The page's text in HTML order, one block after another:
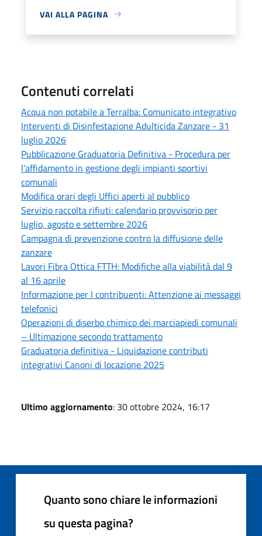
VAI ALLA PAGINA
Contenuti correlati
Acqua non potabile a Terralba: Comunicato integrativo
Interventi di Disinfestazione Adulticida Zanzare - 31
luglio 2026
Pubblicazione Graduatoria Definitiva - Procedura per
l'affidamento in gestione degli impianti sportivi
comunali
Modifica orari degli Uffici aperti al pubblico
Servizio raccolta rifiuti: calendario provvisorio per
luglio, agosto e settembre 2026
Campagna di prevenzione contro la diffusione delle
zanzare
Lavori Fibra Ottica FTTH: Modifiche alla viabilità dal 9
al 16 aprile
Informazione per I contribuenti: Attenzione ai messaggi
telefonici
Operazioni di diserbo chimico dei marciapiedi comunali
– Ultimazione secondo trattamento
Graduatoria definitiva - Liquidazione contributi
integrativi Canoni di locazione 2025
Ultimo aggiornamento: 30 ottobre 2024, 16:17
Quanto sono chiare le informazioni
su questa pagina?